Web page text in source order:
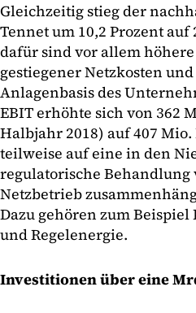
Gleichzeitig stieg der
Tennet um 10,2 Prozent
dafür sind vor allem
gestiegener Netzkosten
Anlagenbasis des
EBIT erhöhte sich von 362
Halbjahr 2018) auf 407
teilweise auf eine in den
regulatorische Behandlung
Netzbetrieb
Dazu gehören zum
und Regelenergie.
Investitionen über eine